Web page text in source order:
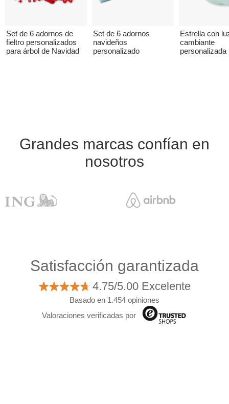
Set de 6 adornos de
fieltro personalizados
para árbol de Navidad
Set de 6 adornos
navideños
personalizado
Estrella con
cambiante
personalizada
Grandes marcas confían en
nosotros
Satisfacción garantizada
4.75/5.00 Excelente
Basado en 1.454 opiniones
Valoraciones verificadas por